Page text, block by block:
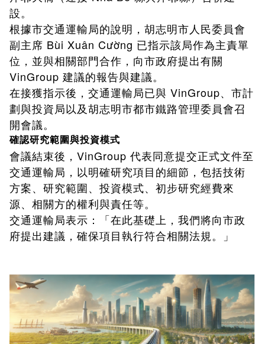
設。
根據市交通運輸局的說明，胡志明市人民委員會
副主席 Bùi Xuân Cường 已指示該局作為主責單
位，並與相關部門合作，向市政府提出有關
VinGroup 建議的報告與建議。
在接獲指示後，交通運輸局已與 VinGroup、市計
劃與投資局以及胡志明市都市鐵路管理委員會召
開會議。
確認研究範圍與投資模式
會議結束後，VinGroup 代表同意提交正式文件至
交通運輸局，以明確研究項目的細節，包括技術
方案、研究範圍、投資模式、初步研究經費來
源、相關方的權利與責任等。
交通運輸局表示：「在此基礎上，我們將向市政
府提出建議，確保項目執行符合相關法規。」